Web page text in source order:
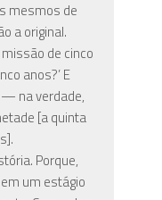
mesmos de
a original.
de cinco
anos?’ E
na verdade,
[a quinta
Porque,
um estágio